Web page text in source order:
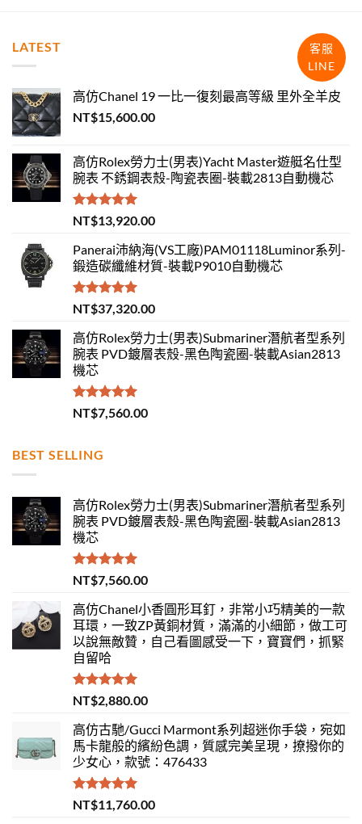
LATEST
高仿Chanel 19 一比一復刻最高等級 里外全羊皮
NT$15,600.00
高仿Rolex勞力士(男表)Yacht Master遊艇名仕型
腕表 不銹鋼表殼-陶瓷表圈-裝載2813自動機芯
評分5.00
滿分 5
NT$13,920.00
Panerai沛納海(VS工廠)PAM01118Luminor系列-
鍛造碳纖維材質-裝載P9010自動機芯
評分5.00
滿分 5
NT$37,320.00
高仿Rolex勞力士(男表)Submariner潛航者型系列
腕表 PVD鍍層表殼-黑色陶瓷圈-裝載Asian2813
機芯
評分 5.00
滿分 5
NT$7,560.00
BEST SELLING
高仿Rolex勞力士(男表)Submariner潛航者型系列
腕表 PVD鍍層表殼-黑色陶瓷圈-裝載Asian2813
機芯
評分 5.00
滿分 5
NT$7,560.00
高仿Chanel小香圓形耳釘，非常小巧精美的一款
耳環，一致ZP黃銅材質，滿滿的小細節，做工可
以說無敵贊，自己看圖感受一下，寶寶們，抓緊
自留哈
評分 5.00
滿分 5
NT$2,880.00
高仿古馳/Gucci Marmont系列超迷你手袋，宛如
馬卡龍般的繽紛色調，質感完美呈現，撩撥你的
少女心，款號：476433
評分5.00
滿分 5
NT$11,760.00
客服
LINE